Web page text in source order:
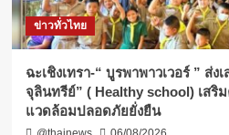
ข่าวทั่วไทย
ฉะเชิงเทรา-​“ บูรพาพาวเวอร์ ” ส่ง
จุลินทรีย์” ( Healthy school) เสริ
แวดล้อมปลอดภัยยั่งยืน